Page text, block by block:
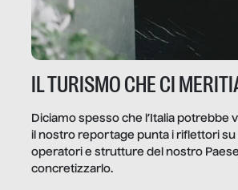
IL TURISMO CHE CI
Diciamo spesso che l’Italia potrebbe
il nostro reportage punta i riflettori su
operatori e strutture del nostro
concretizzarlo.